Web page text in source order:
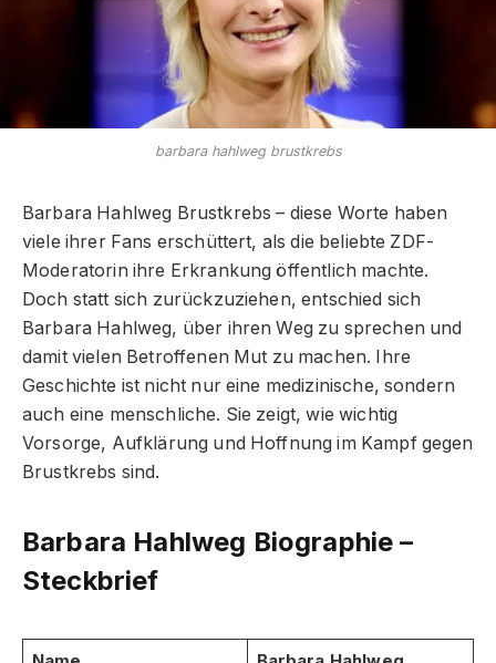
barbara hahlweg brustkrebs
Barbara Hahlweg Brustkrebs – diese Worte haben
viele ihrer Fans erschüttert, als die beliebte ZDF-
Moderatorin ihre Erkrankung öffentlich machte.
Doch statt sich zurückzuziehen, entschied sich
Barbara Hahlweg, über ihren Weg zu sprechen und
damit vielen Betroffenen Mut zu machen. Ihre
Geschichte ist nicht nur eine medizinische, sondern
auch eine menschliche. Sie zeigt, wie wichtig
Vorsorge, Aufklärung und Hoffnung im Kampf gegen
Brustkrebs sind.
Barbara Hahlweg Biographie –
Steckbrief